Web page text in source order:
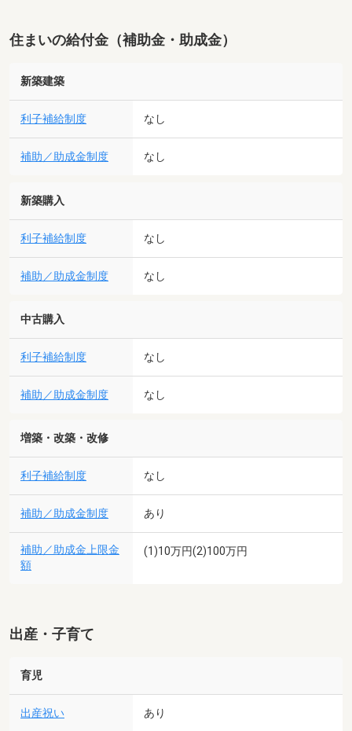
住まいの給付金（補助金・助成金）
新築建築
利子補給制度 なし
補助／助成金制度 なし
新築購入
利子補給制度 なし
補助／助成金制度 なし
中古購入
利子補給制度 なし
補助／助成金制度 なし
増築・改築・改修
利子補給制度 なし
補助／助成金制度 あり
補助／助成金上限金
額
(1)10万円(2)100万円
出産・子育て
育児
出産祝い あり